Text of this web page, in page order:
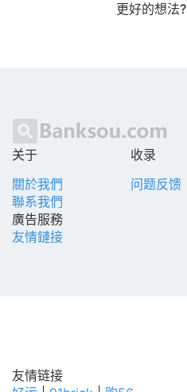
更好的想法?
关于
關於我們
聯系我們
廣告服務
友情鏈接
收录
问题反馈
友情链接